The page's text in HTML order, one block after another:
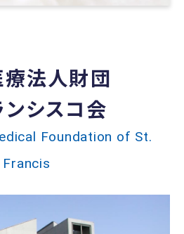
法人財団
シスコ会
Foundation of St.
Francis